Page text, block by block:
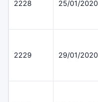
2228 25/01/2020
2229 29/01/2020